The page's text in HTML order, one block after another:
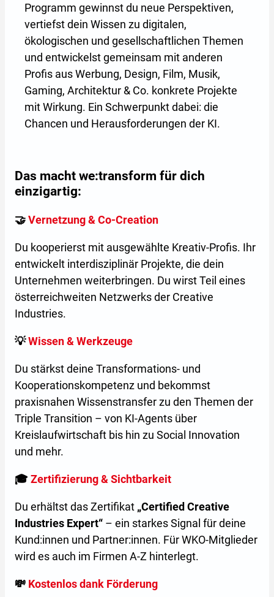
Programm gewinnst du neue Perspektiven,
vertiefst dein Wissen zu digitalen,
ökologischen und gesellschaftlichen Themen
und entwickelst gemeinsam mit anderen
Profis aus Werbung, Design, Film, Musik,
Gaming, Architektur & Co. konkrete Projekte
mit Wirkung. Ein Schwerpunkt dabei: die
Chancen und Herausforderungen der KI.
Das macht we:transform für dich
einzigartig:
🤝Vernetzung & Co-Creation
Du kooperierst mit ausgewählte Kreativ-Profis. Ihr
entwickelt interdisziplinär Projekte, die dein
Unternehmen weiterbringen. Du wirst Teil eines
österreichweiten Netzwerks der Creative
Industries.
💡Wissen & Werkzeuge
Du stärkst deine Transformations- und
Kooperationskompetenz und bekommst
praxisnahen Wissenstransfer zu den Themen der
Triple Transition – von KI-Agents über
Kreislaufwirtschaft bis hin zu Social Innovation
und mehr.
🎓Zertifizierung & Sichtbarkeit
Du erhältst das Zertifikat „Certified Creative
Industries Expert“ – ein starkes Signal für deine
Kund:innen und Partner:innen. Für WKO-Mitglieder
wird es auch im Firmen A-Z hinterlegt.
💸 Kostenlos dank Förderung